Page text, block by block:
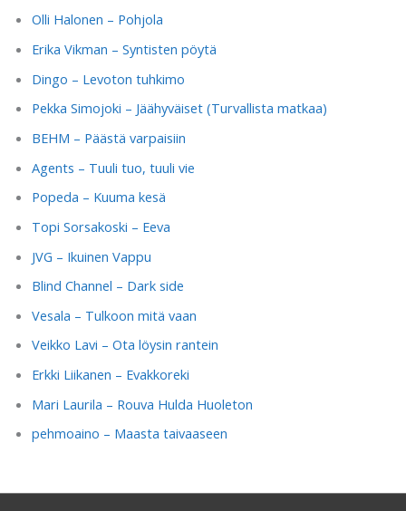
Olli Halonen – Pohjola
Erika Vikman – Syntisten pöytä
Dingo – Levoton tuhkimo
Pekka Simojoki – Jäähyväiset (Turvallista matkaa)
BEHM – Päästä varpaisiin
Agents – Tuuli tuo, tuuli vie
Popeda – Kuuma kesä
Topi Sorsakoski – Eeva
JVG – Ikuinen Vappu
Blind Channel – Dark side
Vesala – Tulkoon mitä vaan
Veikko Lavi – Ota löysin rantein
Erkki Liikanen – Evakkoreki
Mari Laurila – Rouva Hulda Huoleton
pehmoaino – Maasta taivaaseen